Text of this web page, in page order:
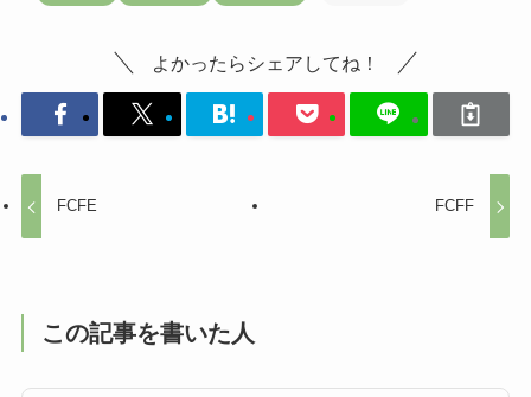
よかったらシェアしてね！
FCFE FCFF
この記事を書いた人